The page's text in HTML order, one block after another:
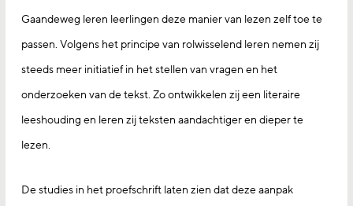
Gaandeweg leren leerlingen deze manier van lezen zelf toe te
passen. Volgens het principe van rolwisselend leren nemen zij
steeds meer initiatief in het stellen van vragen en het
onderzoeken van de tekst. Zo ontwikkelen zij een literaire
leeshouding en leren zij teksten aandachtiger en dieper te
lezen.
De studies in het proefschrift laten zien dat deze aanpak